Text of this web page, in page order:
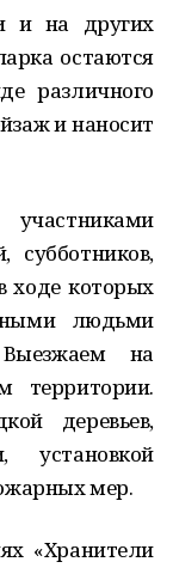
и на других
остаются
различного
и наносит
субботников,
ходе которых
людьми
на
территории.
деревьев,
установкой
мер.
«Хранители